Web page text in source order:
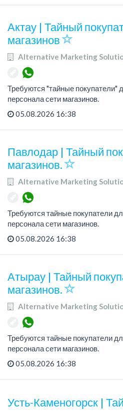
Актау | Тайный
магазинов
Alternative Marketing
Требуются "тайные покупатели"
персонала сети магазинов.
Зарплата: сдельная, зависит от
График работы: гибкий.
05.08.2026 16:38
Павлодар | Тайный
магазинов.
Alternative Marketing
Требуются тайные покупатели
персонала сети магазинов.
Требования: Ответственность,
устная и письменная речь.
05.08.2026 16:38
Атырау | Тайный
магазинов.
Alternative Marketing
Требуются тайные покупатели
персонала сети магазинов.
Требования: Ответственность,
устная и письменная речь
05.08.2026 16:38
Усть-Каменогорск |